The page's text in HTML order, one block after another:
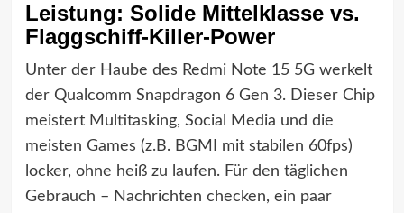
Leistung: Solide Mittelklasse vs.
Flaggschiff-Killer-Power
Unter der Haube des Redmi Note 15 5G werkelt
der Qualcomm Snapdragon 6 Gen 3. Dieser Chip
meistert Multitasking, Social Media und die
meisten Games (z.B. BGMI mit stabilen 60fps)
locker, ohne heiß zu laufen. Für den täglichen
Gebrauch – Nachrichten checken, ein paar